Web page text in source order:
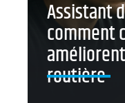
Assistant
comment
routière